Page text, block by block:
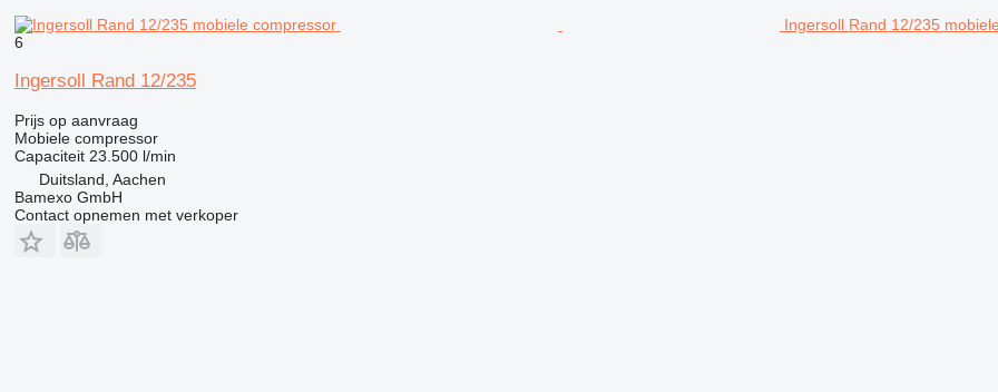
Ingersoll Rand 12/235
6
Ingersoll Rand 12/235
Prijs op aanvraag
Mobiele compressor
Capaciteit 23.500 l/min
Duitsland, Aachen
Bamexo GmbH
Contact opnemen met verkoper